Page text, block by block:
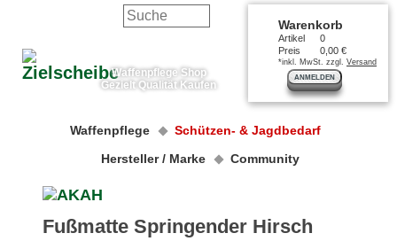
Waffenpflege Shop
Gezielt Qualität Kaufen
Warenkorb
Artikel
0
Preis
0,00 €
*inkl. MwSt. zzgl. Versand
ANMELDEN
Waffenpflege
Schützen- & Jagdbedarf
Hersteller / Marke
Community
Fußmatte Springender Hirsch